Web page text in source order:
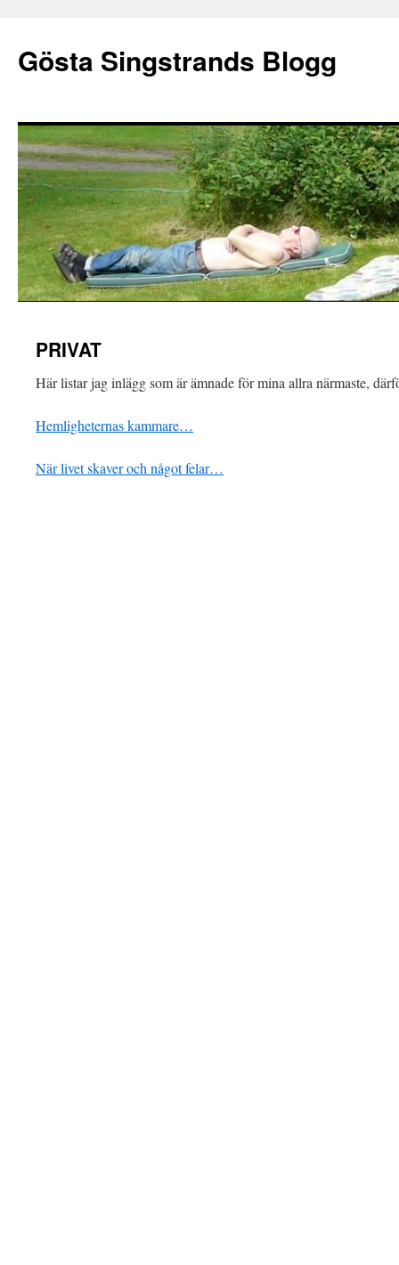
Gösta Singstrands Blogg
till
innehåll
PRIVAT
Här listar jag inlägg som är ämnade för mina allra närmaste,
Hemligheternas kammare…
När livet skaver och något felar…